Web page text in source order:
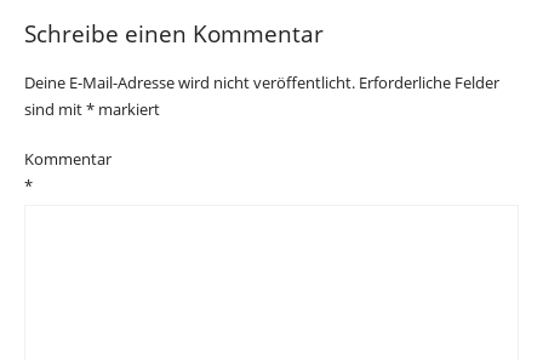
Schreibe einen Kommentar
Deine E-Mail-Adresse wird nicht veröffentlicht. Erforderliche Felder
sind mit* markiert
Kommentar
*